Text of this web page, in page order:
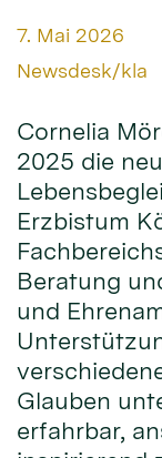
Datum:
7. Mai 2026
Von:
Newsdesk/kla
Cornelia
2025 die
Erzbistum
Beratung
und
Glauben
erfahrbar,